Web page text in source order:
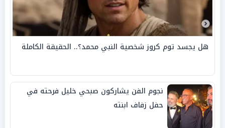
هل يجسد توم كروز شخصية النبي محمد؟.. الحقيقة الكاملة
نجوم الفن يشاركون صبحي خليل فرحته في
حفل زفاف ابنته